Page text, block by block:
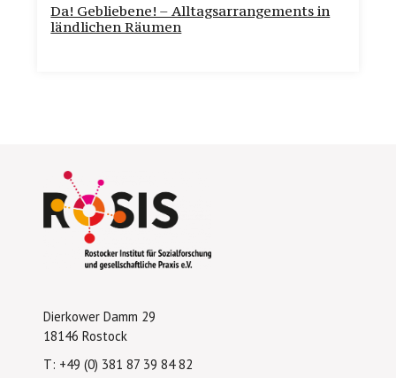
Da! Gebliebene! – Alltagsarrangements in
ländlichen Räumen
Dierkower Damm 29
18146 Rostock
T: +49 (0) 381 87 39 84 82